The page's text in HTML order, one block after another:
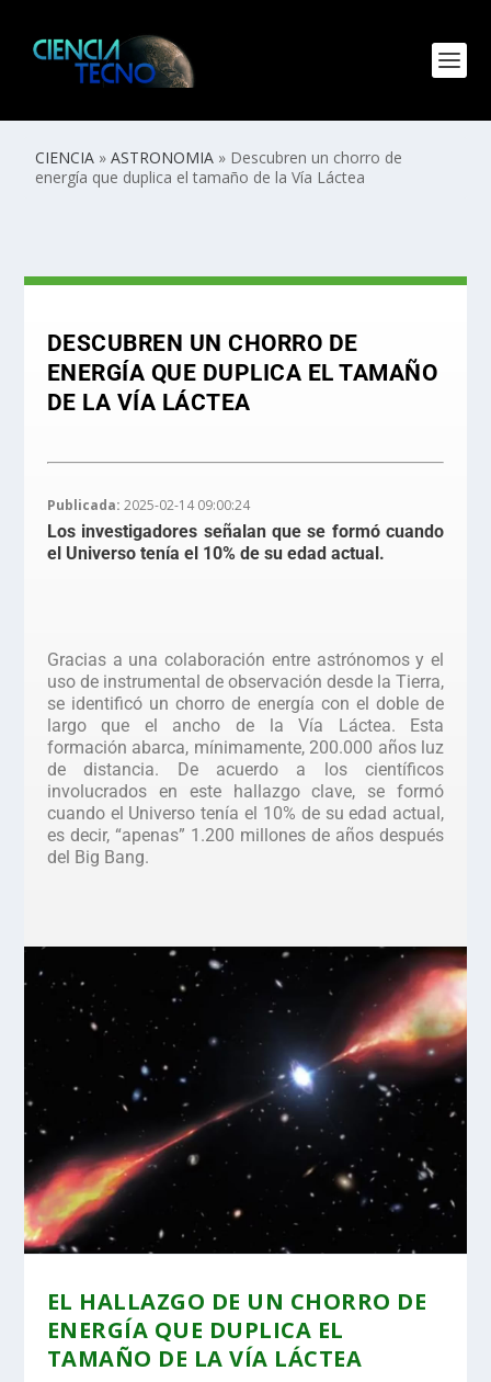
CIENCIA »ASTRONOMIA » Descubren un chorro de
energía que duplica el tamaño de la Vía Láctea
DESCUBREN UN CHORRO DE
ENERGÍA QUE DUPLICA EL TAMAÑO
DE LA VÍA LÁCTEA
Publicada: 2025-02-14 09:00:24
Los investigadores señalan que se formó cuando
el Universo tenía el 10% de su edad actual.
Gracias a una colaboración entre astrónomos y el
uso de instrumental de observación desde la Tierra,
se identificó un chorro de energía con el doble de
largo que el ancho de la Vía Láctea. Esta
formación abarca, mínimamente, 200.000 años luz
de distancia. De acuerdo a los científicos
involucrados en este hallazgo clave, se formó
cuando el Universo tenía el 10% de su edad actual,
es decir, “apenas” 1.200 millones de años después
del Big Bang.
EL HALLAZGO DE UN CHORRO DE
ENERGÍA QUE DUPLICA EL
TAMAÑO DE LA VÍA LÁCTEA